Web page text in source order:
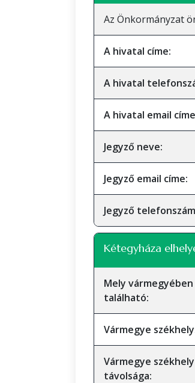
Az Önkormányzat
A hivatal címe:
A hivatal
A hivatal email
Jegyző neve:
Jegyző email címe:
Jegyző
Kétegyháza
Mely vármegyében
található:
Vármegye
Vármegye székhely
távolsága: